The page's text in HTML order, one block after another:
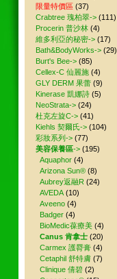
限量特價區 (37)
Crabtree 瑰柏翠-> (111)
Procerin 普沙林 (4)
維多利亞的秘密-> (17)
Bath&BodyWorks-> (29)
Burt's Bee-> (85)
Cellex-C 仙麗施 (4)
GLY DERM 果蕾 (9)
Kinerase 凱娜詩 (5)
NeoStrata-> (24)
杜克左旋C-> (41)
Kiehls 契爾氏-> (104)
彩妝系列-> (77)
美容保養區-> (195)
Aquaphor (4)
Arizona Sun® (8)
Aubrey返融R (24)
AVEDA (10)
Aveeno (4)
Badger (4)
BioMedic葆療美 (4)
Canus 肯拿士 (20)
Carmex 護脣膏 (4)
Cetaphil 舒特膚 (7)
Clinique 倩碧 (2)